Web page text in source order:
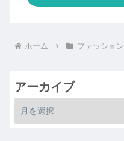
ホーム ファッション
アーカイブ